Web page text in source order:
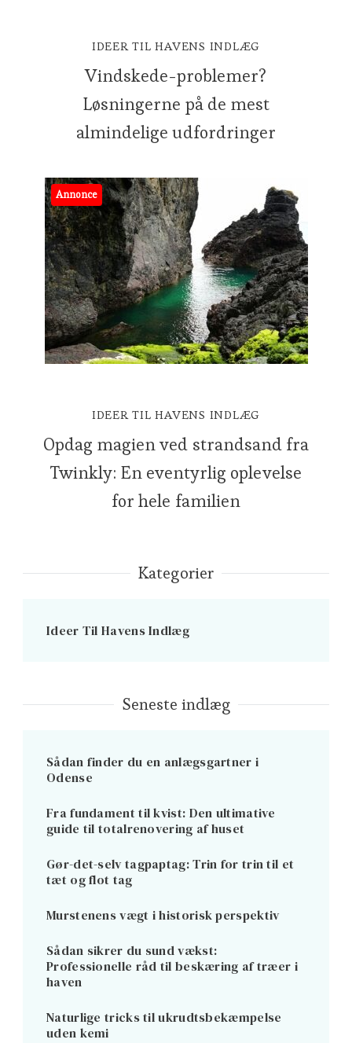
IDEER TIL HAVENS INDLÆG
Vindskede-problemer?
Løsningerne på de mest
almindelige udfordringer
Annonce
IDEER TIL HAVENS INDLÆG
Opdag magien ved strandsand fra
Twinkly: En eventyrlig oplevelse
for hele familien
Kategorier
Ideer Til Havens Indlæg
Seneste indlæg
Sådan finder du en anlægsgartner i
Odense
Fra fundament til kvist: Den ultimative
guide til totalrenovering af huset
Gør-det-selv tagpaptag: Trin for trin til et
tæt og flot tag
Murstenens vægt i historisk perspektiv
Sådan sikrer du sund vækst:
Professionelle råd til beskæring af træer i
haven
Naturlige tricks til ukrudtsbekæmpelse
uden kemi